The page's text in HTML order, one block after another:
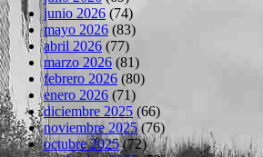
junio 2026 (74)
mayo 2026 (83)
abril 2026 (77)
marzo 2026 (81)
febrero 2026 (80)
enero 2026 (71)
diciembre 2025(66)
noviembre 2025(76)
octubre 2025(72)